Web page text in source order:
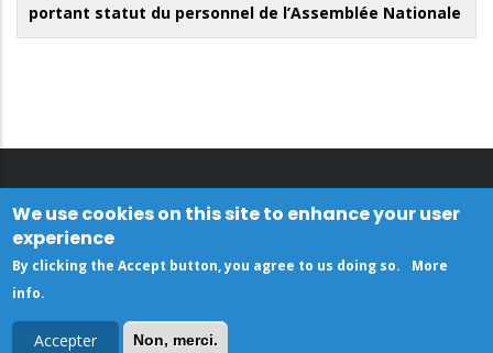
portant statut du personnel de l’Assemblée Nationale
We use cookies on this site to enhance your user
experience
By clicking the Accept button, you agree to us doing so.
More
info.
Accepter Non, merci.